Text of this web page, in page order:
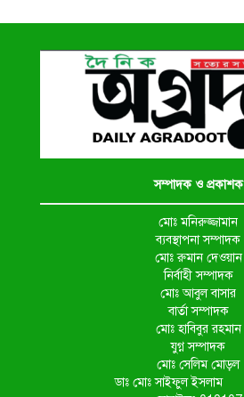
সম্পাদক ও প্রকাশক
মোঃ মনিরুজ্জামান
ব্যবস্থাপনা সম্পাদক
মোঃ রুমান দেওয়ান
নির্বাহী সম্পাদক
মোঃ আবুল বাসার
বার্তা সম্পাদক
মোঃ হাবিবুর রহমান
যুগ্ন সম্পাদক
মোঃ সেলিম মোড়ল
ডাঃ মোঃ সাইফুল ইসলাম